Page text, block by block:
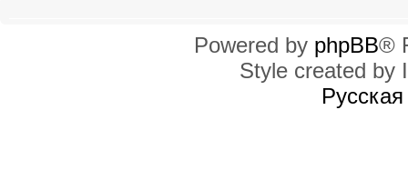
Powered by phpBB®
Style created by